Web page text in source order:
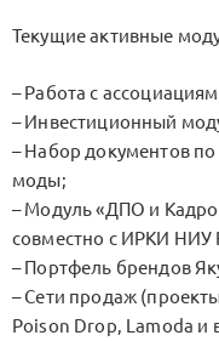
Текущие активные
– Работа с
– Инвестиционный
– Набор документов
моды;
– Модуль «ДПО и
совместно с ИРКИ
– Портфель брендов
– Сети продаж
Poison Drop, Lamoda